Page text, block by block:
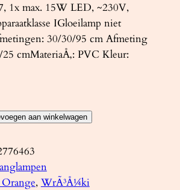
1x max. 15W LED, ~230V,
IGloeilamp niet
30/30/95 cm Afmeting
cmMateriaÅ‚: PVC Kleur:
aan winkelwagen
, WrÃ³Å¼ki